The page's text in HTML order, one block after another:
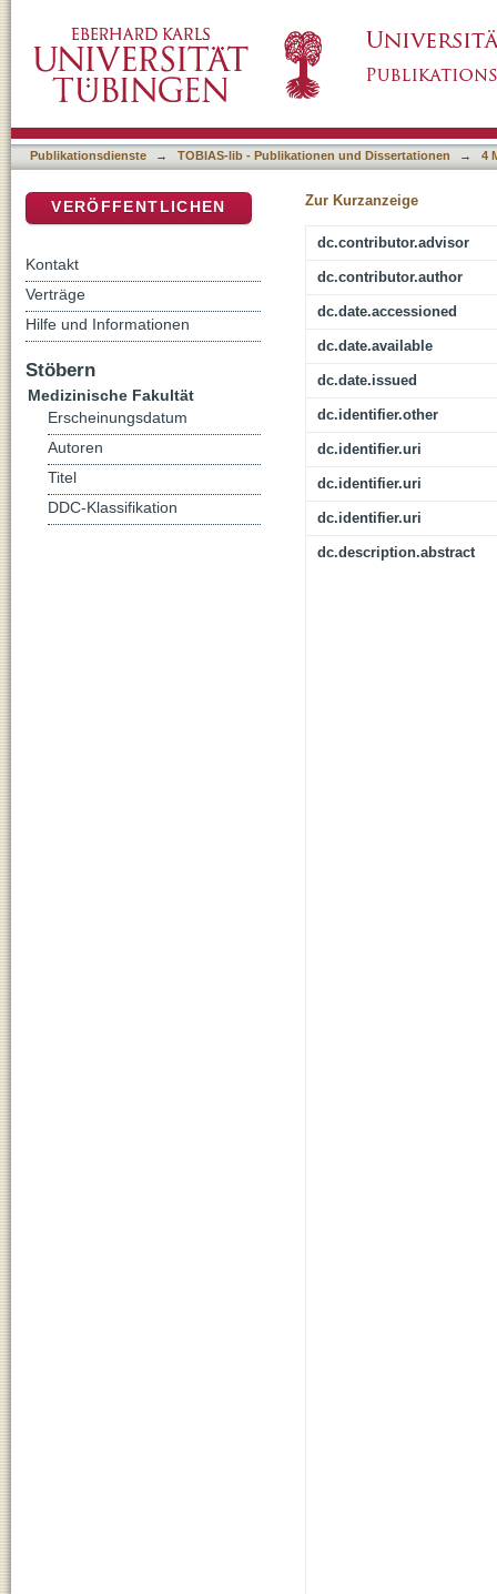
Publikationsdienste → TOBIAS-lib - Publikationen und Dissertationen → 4
Zur Kurzanzeige
dc.contributor.advisor
dc.contributor.author
dc.date.accessioned
dc.date.available
dc.date.issued
dc.identifier.other
dc.identifier.uri
dc.identifier.uri
dc.identifier.uri
dc.description.abstract
VERÖFFENTLICHEN
Kontakt
Verträge
Hilfe und Informationen
Stöbern
Medizinische Fakultät
Erscheinungsdatum
Autoren
Titel
DDC-Klassifikation